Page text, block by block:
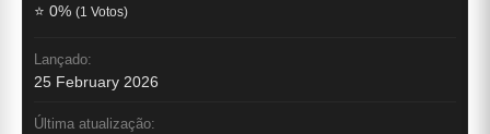
⭐ 0% (1 Votos)
Lançado:
25 February 2026
Última atualização: